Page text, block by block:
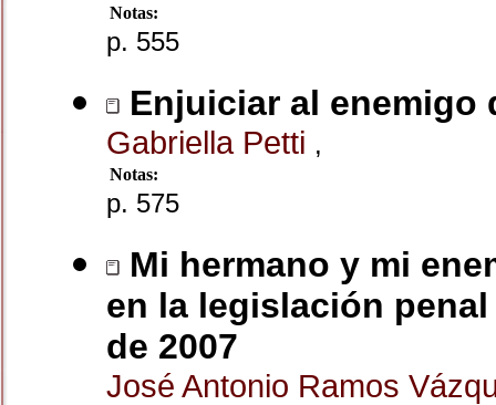
Notas:
p. 555
Enjuiciar al enemigo
Gabriella Petti ,
Notas:
p. 575
Mi hermano y mi
en la legislación
de 2007
José Antonio Ramos